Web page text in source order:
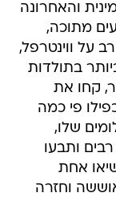
והאחרונה
מתוכה,
על ווינטרפל,
בתולדות
קחו את
פי כמה
שלו,
ותבעו
אחת
וחזרה